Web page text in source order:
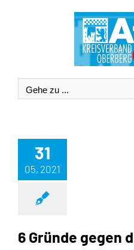
Gehe zu ...
31
05, 2021
6 Gründe gegen